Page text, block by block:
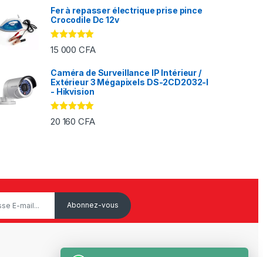
à 2 000 CFA
Fer à repasser électrique prise pince
Crocodile Dc 12v
Note5.00
sur 5
15 000CFA
Caméra de Surveillance IP Intérieur /
Extérieur 3 Mégapixels DS-2CD2032-I
- Hikvision
Note5.00
sur 5
20 160CFA